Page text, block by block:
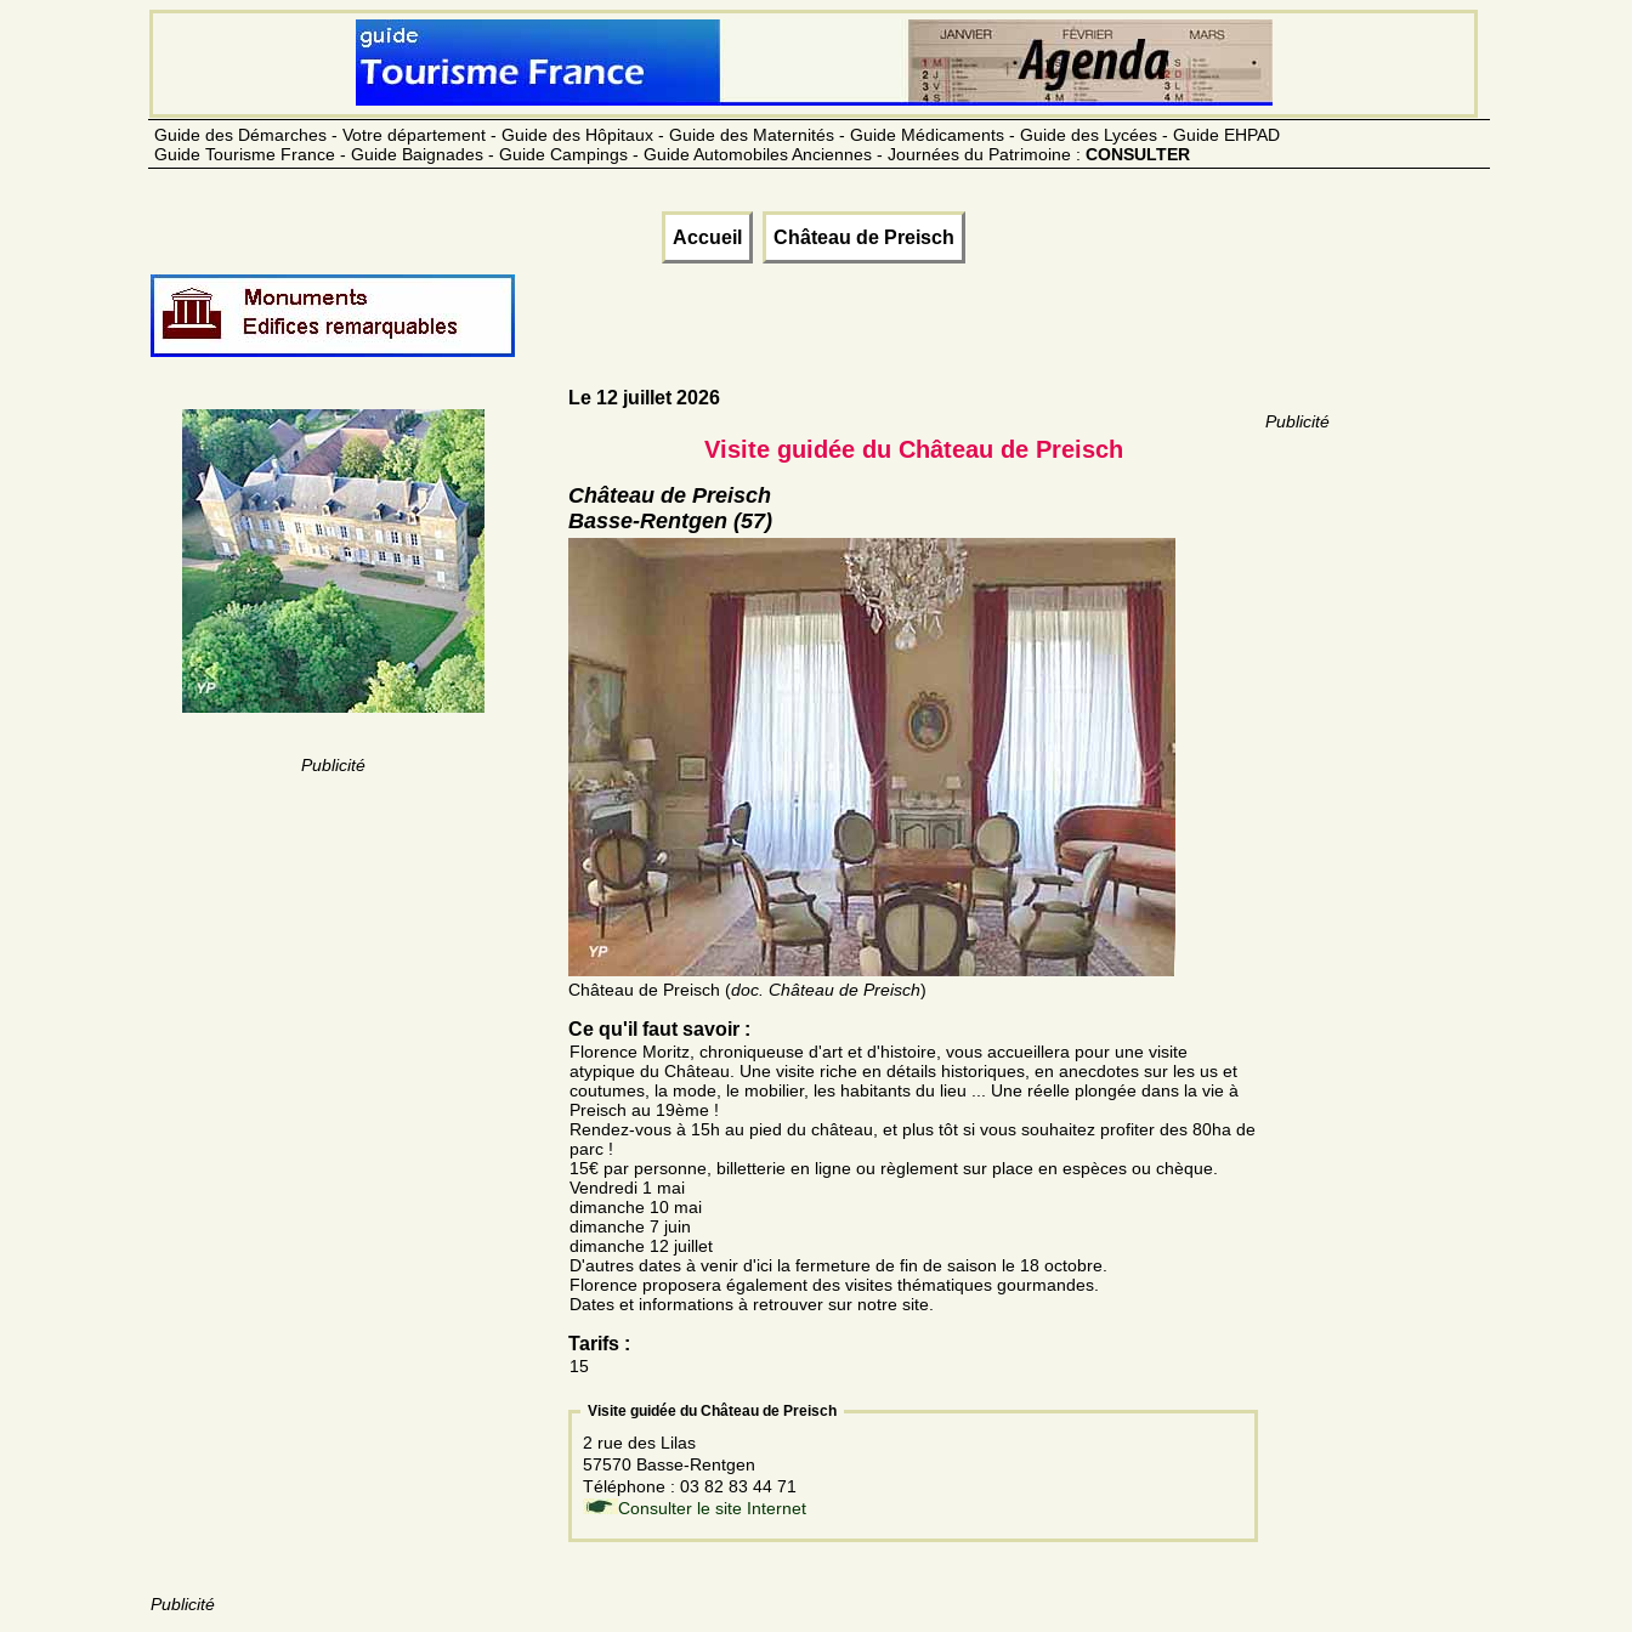
Guide des Démarches - Votre département - Guide des Hôpitaux - Guide des Maternités - Guide Médicaments - Guide des Lycées - Guide EHPAD
Guide Tourisme France - Guide Baignades - Guide Campings - Guide Automobiles Anciennes - Journées du Patrimoine : CONSULTER
Accueil Château de Preisch
Publicité
Publicité
Le 12 juillet 2026
Visite guidée du Château de Preisch
Château de Preisch
Basse-Rentgen (57)
Château de Preisch (doc. Château de Preisch)
Ce qu'il faut savoir :
Florence Moritz, chroniqueuse d'art et d'histoire, vous accueillera pour une visite
atypique du Château. Une visite riche en détails historiques, en anecdotes sur les us et
coutumes, la mode, le mobilier, les habitants du lieu ... Une réelle plongée dans la vie à
Preisch au 19ème !
Rendez-vous à 15h au pied du château, et plus tôt si vous souhaitez profiter des 80ha de
parc !
15€ par personne, billetterie en ligne ou règlement sur place en espèces ou chèque.
Vendredi 1 mai
dimanche 10 mai
dimanche 7 juin
dimanche 12 juillet
D'autres dates à venir d'ici la fermeture de fin de saison le 18 octobre.
Florence proposera également des visites thématiques gourmandes.
Dates et informations à retrouver sur notre site.
Tarifs :
15
Visite guidée du Château de Preisch
2 rue des Lilas
57570 Basse-Rentgen
Téléphone : 03 82 83 44 71
Consulter le site Internet
Publicité